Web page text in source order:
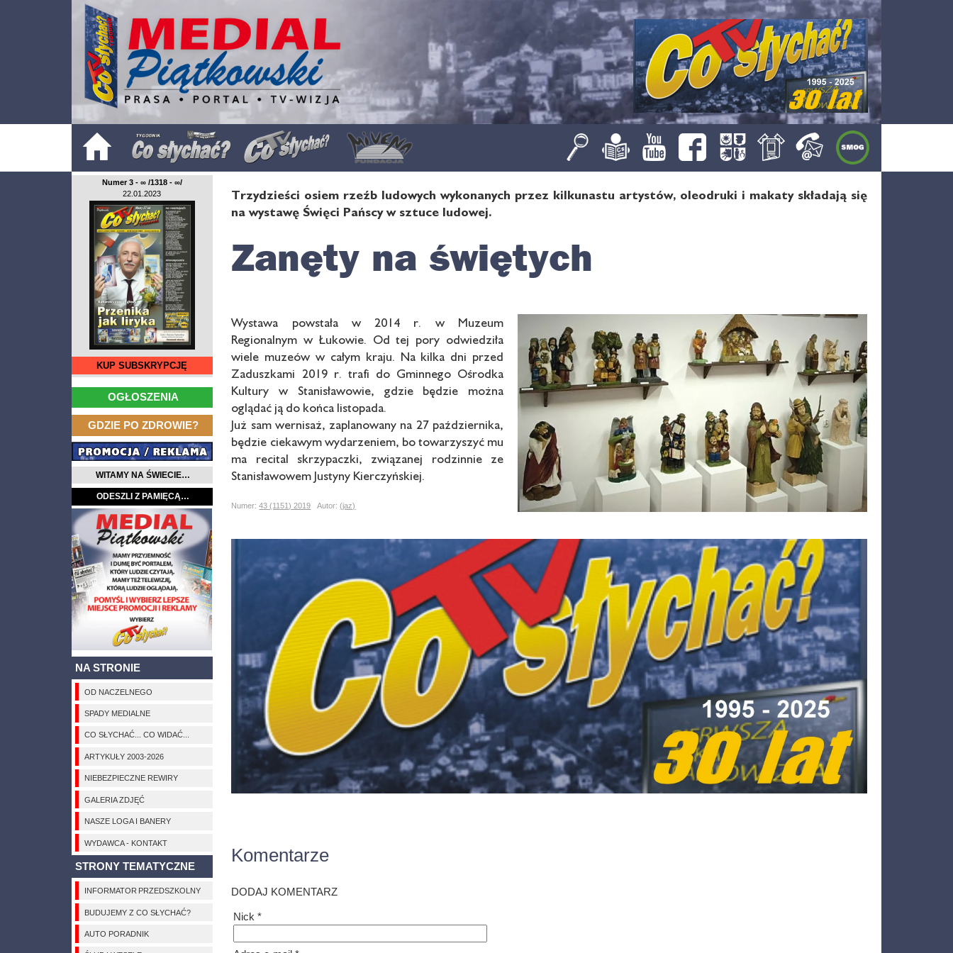
Numer 3 - ∞ /1318 - ∞/
22.01.2023
KUP SUBSKRYPCJĘ
OGŁOSZENIA
GDZIE PO ZDROWIE?
WITAMY NA ŚWIECIE…
ODESZLI Z PAMIĘCĄ…
NA STRONIE
OD NACZELNEGO
SPADY MEDIALNE
CO SŁYCHAĆ... CO WIDAĆ...
ARTYKUŁY 2003-2026
NIEBEZPIECZNE REWIRY
GALERIA ZDJĘĆ
NASZE LOGA I BANERY
WYDAWCA - KONTAKT
STRONY TEMATYCZNE
INFORMATOR PRZEDSZKOLNY
BUDUJEMY Z CO SŁYCHAĆ?
AUTO PORADNIK
Trzydzieści osiem rzeźb ludowych wykonanych przez kilkunastu artystów, oleodruki i makaty składają się
na wystawę Święci Pańscy w sztuce ludowej.
Zanęty na świętych
Wystawa powstała w 2014 r. w Muzeum
Regionalnym w Łukowie. Od tej pory odwiedziła
wiele muzeów w całym kraju. Na kilka dni przed
Zaduszkami 2019 r. trafi do Gminnego Ośrodka
Kultury w Stanisławowie, gdzie będzie można
oglądać ją do końca listopada.
Już sam wernisaż, zaplanowany na 27 października,
będzie ciekawym wydarzeniem, bo towarzyszyć mu
ma recital skrzypaczki, związanej rodzinnie ze
Stanisławowem Justyny Kierczyńskiej.
Numer:43 (1151) 2019 Autor:(jaz)
Komentarze
DODAJ KOMENTARZ
Nick *